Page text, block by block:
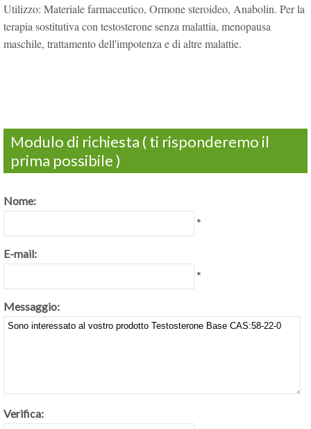
Utilizzo: Materiale farmaceutico, Ormone steroideo, Anabolin. Per la
terapia sostitutiva con testosterone senza malattia, menopausa
maschile, trattamento dell'impotenza e di altre malattie.
Modulo di richiesta ( ti risponderemo il
prima possibile )
Nome:
*
E-mail:
*
Messaggio:
Verifica: